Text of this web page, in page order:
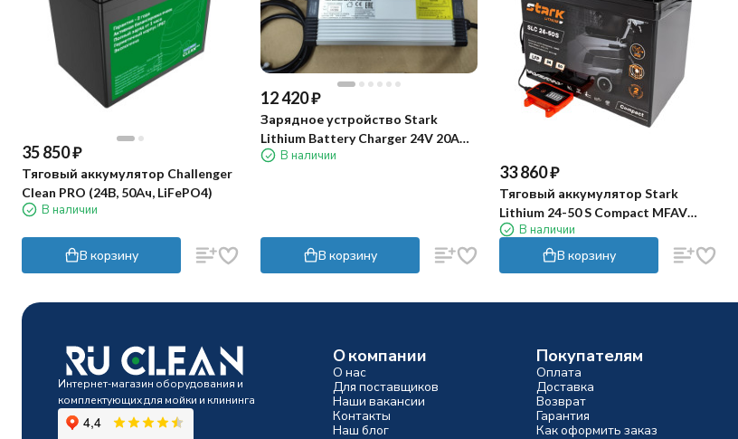
35 850₽
Тяговый аккумулятор Challenger
Clean PRO (24В, 50Ач, LiFePO4)
В наличии
В корзину
12 420₽
Зарядное устройство Stark
Lithium Battery Charger 24V 20A
APTВ наличии
В корзину
33 860₽
Тяговый аккумулятор Stark
Lithium 24-50 S Compact MFAV
(24В, 50Ач, Li-ion)
В наличии
В корзину
Интернет-магазин оборудования и
комплектующих для мойки и клининга
О компании
О нас
Для поставщиков
Наши вакансии
Контакты
Наш блог
Покупателям
Оплата
Доставка
Возврат
Гарантия
Как оформить заказ